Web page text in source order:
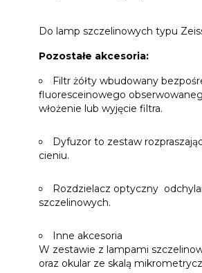
Do lamp szczelinowych typu
Pozostałe akcesoria:
Filtr żółty wbudowany
fluoresceinowego
włożenie lub wyjęcie filtra.
Dyfuzor to zestaw
cieniu.
Rozdzielacz optyczny
szczelinowych.
Inne akcesoria
W zestawie z lampami
oraz okular ze skalą